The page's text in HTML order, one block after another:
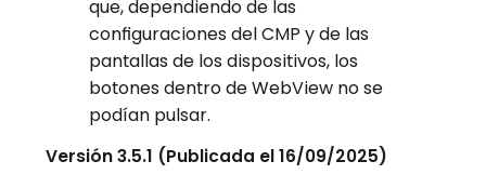
que, dependiendo de las
configuraciones del CMP y de las
pantallas de los dispositivos, los
botones dentro de WebView no se
podían pulsar.
Versión 3.5.1 (Publicada el 16/09/2025)